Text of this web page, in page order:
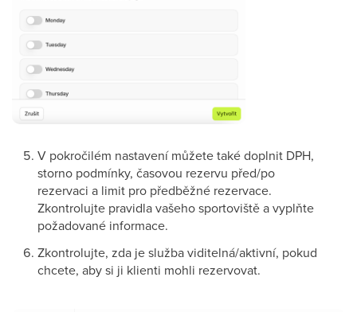
V pokročilém nastavení můžete také doplnit DPH,
storno podmínky, časovou rezervu před/po
rezervaci a limit pro předběžné rezervace.
Zkontrolujte pravidla vašeho sportoviště a vyplňte
požadované informace.
Zkontrolujte, zda je služba viditelná/aktivní, pokud
chcete, aby si ji klienti mohli rezervovat.